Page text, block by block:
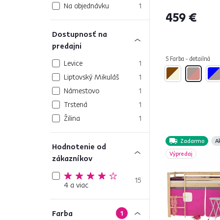
Na objednávku 1
Dostupnosť na
predajni
Levice
1
Liptovský Mikuláš
1
Námestovo
1
Trstená
1
Žilina
1
Hodnotenie od
zákazníkov
4 a viac 15
Farba 1
459 €
5 Farba - detailná
Zadarmo
Výpredaj